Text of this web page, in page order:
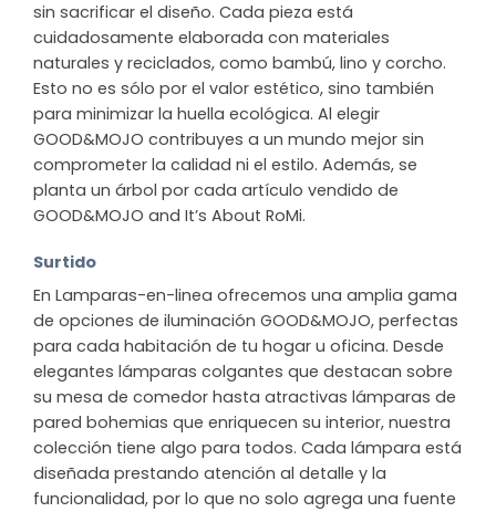
sin sacrificar el diseño. Cada pieza está
cuidadosamente elaborada con materiales
naturales y reciclados, como bambú, lino y corcho.
Esto no es sólo por el valor estético, sino también
para minimizar la huella ecológica. Al elegir
GOOD&MOJO contribuyes a un mundo mejor sin
comprometer la calidad ni el estilo. Además, se
planta un árbol por cada artículo vendido de
GOOD&MOJO and It’s About RoMi.
Surtido
En Lamparas-en-linea ofrecemos una amplia gama
de opciones de iluminación GOOD&MOJO, perfectas
para cada habitación de tu hogar u oficina. Desde
elegantes lámparas colgantes que destacan sobre
su mesa de comedor hasta atractivas lámparas de
pared bohemias que enriquecen su interior, nuestra
colección tiene algo para todos. Cada lámpara está
diseñada prestando atención al detalle y la
funcionalidad, por lo que no solo agrega una fuente